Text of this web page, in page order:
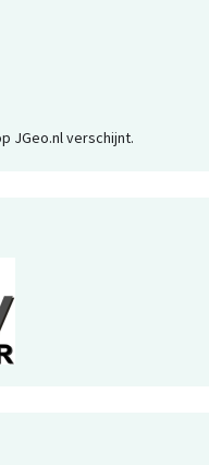
JGeo.nl verschijnt.